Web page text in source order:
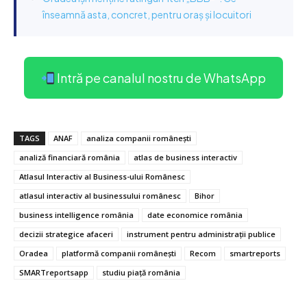
înseamnă asta, concret, pentru oraș și locuitori
Intră pe canalul nostru de WhatsApp
TAGS ANAF
analiza companii românești
analiză financiară românia
atlas de business interactiv
Atlasul Interactiv al Business-ului Românesc
atlasul interactiv al businessului românesc
Bihor
business intelligence românia
date economice românia
decizii strategice afaceri
instrument pentru administrații publice
Oradea
platformă companii românești Recom
smartreports
SMARTreportsapp
studiu piață românia